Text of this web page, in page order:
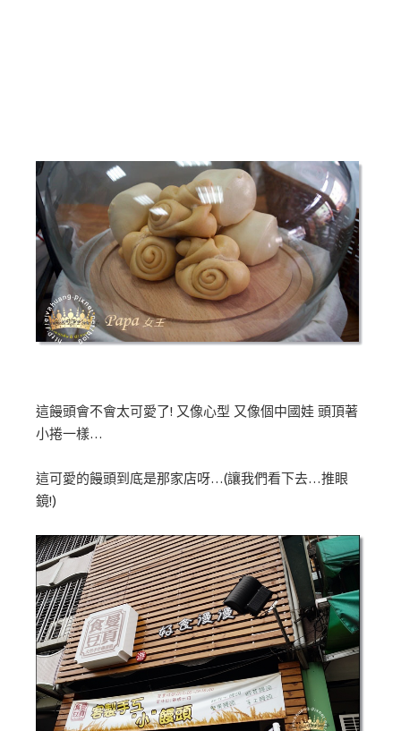
這饅頭會不會太可愛了! 又像心型 又像個中國娃 頭頂著
小捲一樣…
這可愛的饅頭到底是那家店呀…(讓我們看下去…推眼
鏡!)